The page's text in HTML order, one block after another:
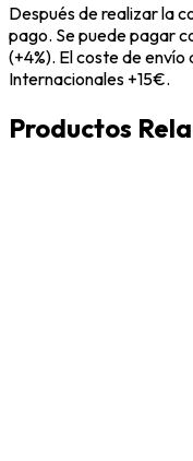
Después de realizar la
pago. Se puede pagar
(+4%). El coste de
Internacionales +15€.
Productos